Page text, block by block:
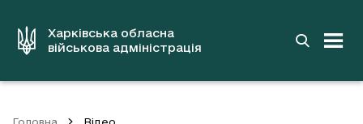
вмістуХарківська обласна
військова адміністрація
Головна Відео